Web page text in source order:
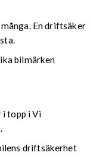
En driftsäker
bilmärken
i topp i Vi
driftsäkerhet